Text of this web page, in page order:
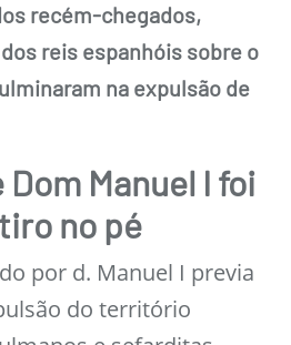
recém-chegados,
reis espanhóis sobre o
na expulsão de
Manuel I foi
no pé
por d. Manuel I previa
do território